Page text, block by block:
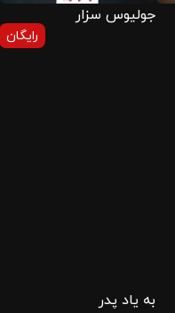
جولیوس سزار
رایگان
به یاد پدر